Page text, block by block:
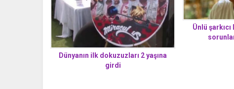
Dünyanın ilk dokuzuzları 2 yaşına
girdi
Ünlü